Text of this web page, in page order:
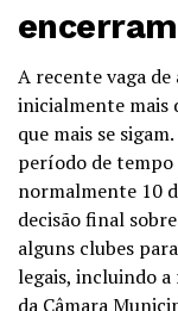
A recente vaga
inicialmente mais
que mais se
período de
normalmente 10
decisão final
alguns clubes
legais, incluindo a
da Câmara